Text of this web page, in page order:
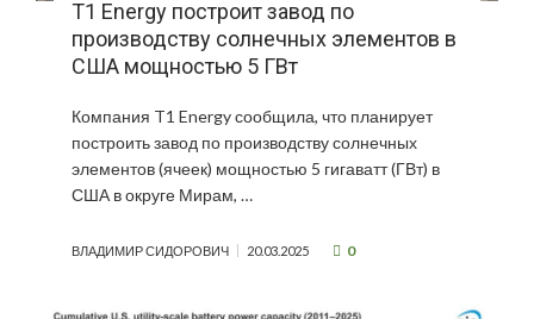
T1 Energy построит завод по
производству солнечных элементов в
США мощностью 5 ГВт
Компания T1 Energy сообщила, что планирует
построить завод по производству солнечных
элементов (ячеек) мощностью 5 гигаватт (ГВт) в
США в округе Мирам, …
ВЛАДИМИР СИДОРОВИЧ 20.03.2025 0